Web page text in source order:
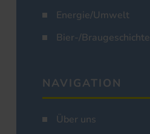
Energie/Umwelt
Bier-/Braugeschichte
NAVIGATION
Über uns